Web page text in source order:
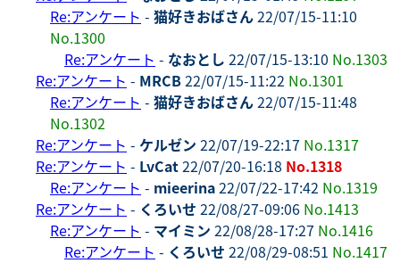
Re:アンケート - 猫好きおばさん22/07/15-11:10
No.1300
Re:アンケート - なおとし 22/07/15-13:10 No.1303
Re:アンケート - MRCB22/07/15-11:22 No.1301
Re:アンケート - 猫好きおばさん22/07/15-11:48
No.1302
Re:アンケート - ケルゼン 22/07/19-22:17 No.1317
Re:アンケート - LvCat22/07/20-16:18 No.1318
Re:アンケート - mieerina22/07/22-17:42 No.1319
Re:アンケート - くろいせ 22/08/27-09:06 No.1413
Re:アンケート - マイミン 22/08/28-17:27 No.1416
Re:アンケート - くろいせ 22/08/29-08:51 No.1417